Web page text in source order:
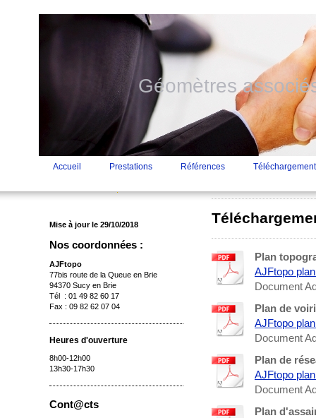
Géomètres
Accueil Prestations Références
Mise à jour le 29/10/2018
Nos coordonnées :
AJFtopo
77bis route de la Queue en Brie
94370 Sucy en Brie
Tél : 01 49 82 60 17
Fax : 09 82 62 07 04
Heures d'ouverture
8h00-12h00
13h30-17h30
Cont@cts
Plan
AJFtopo
Document
Plan de
AJFtopo
Document
Plan de
AJFtopo
Document
Plan